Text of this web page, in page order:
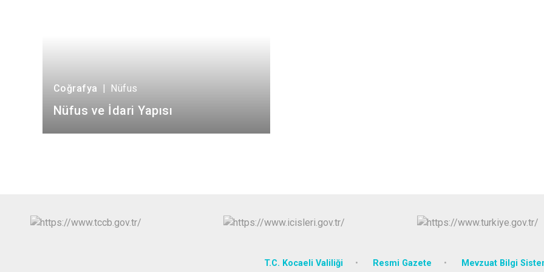
Coğrafya | Nüfus
Nüfus ve İdari Yapısı
T.C. Kocaeli Valiliği Resmi Gazete Mevzuat Bilgi